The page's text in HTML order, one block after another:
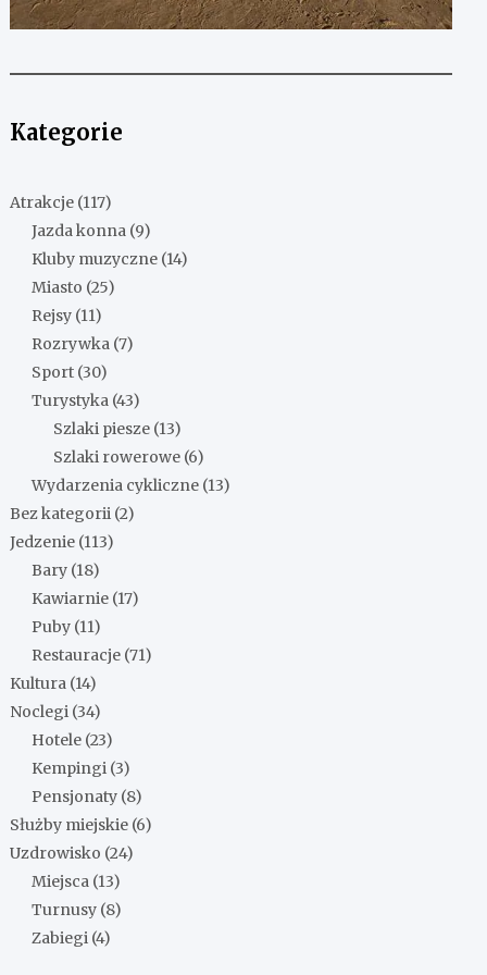
Kategorie
Atrakcje (117)
Jazda konna (9)
Kluby muzyczne (14)
Miasto (25)
Rejsy (11)
Rozrywka (7)
Sport (30)
Turystyka (43)
Szlaki piesze (13)
Szlaki rowerowe (6)
Wydarzenia cykliczne (13)
Bez kategorii (2)
Jedzenie (113)
Bary (18)
Kawiarnie (17)
Puby (11)
Restauracje (71)
Kultura (14)
Noclegi (34)
Hotele (23)
Kempingi (3)
Pensjonaty (8)
Służby miejskie (6)
Uzdrowisko (24)
Miejsca (13)
Turnusy (8)
Zabiegi (4)